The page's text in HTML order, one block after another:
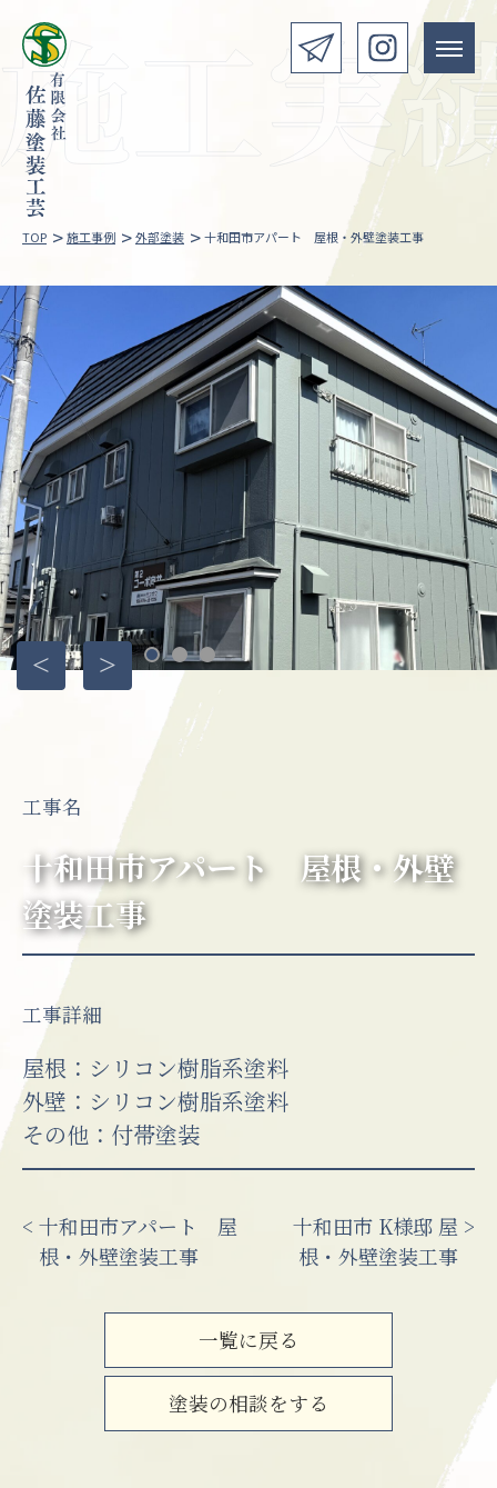
TOP >施工事例 >外部塗装 >十和田市アパート 屋根・外壁塗装工事
工事名
十和田市アパート 屋根・外壁
塗装工事
工事詳細
屋根：シリコン樹脂系塗料
外壁：シリコン樹脂系塗料
その他：付帯塗装
十和田市アパート 屋
根・外壁塗装工事
十和田市 K様邸 屋
根・外壁塗装工事
一覧に戻る
塗装の相談をする